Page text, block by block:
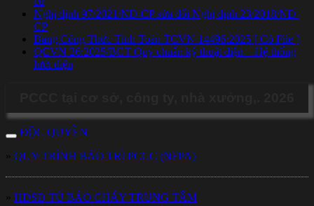
Nghị định 97/2021/NĐ-CP sửa đổi Nghị định 23/2018/NĐ-
CP
Bảng Công Thức Tính Toán TCVN 14496:2025 [ Có File ]
QCVN 26:2025/BCT Quy chuẩn kỹ thuật điện – Hệ thống
lưới điện
ĐỘC QUYỀN
» QUY TRÌNH BẢO TRÌ PCCC (NFPA)
» HDSD TỦ BÁO CHÁY TRUNG TÂM